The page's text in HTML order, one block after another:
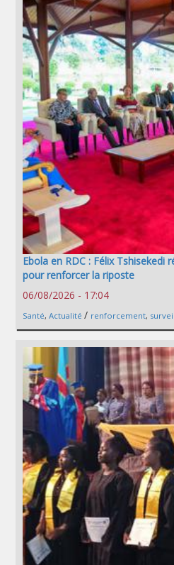
Ebola en RDC : Félix Tshisekedi
pour renforcer la riposte
06/08/2026 - 17:04
Santé, Actualité / renforcement,